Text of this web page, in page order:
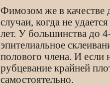
Фимозом же в качестве
случаи, когда не
лет. У большинства до
эпителиальное
полового члена. И если
рубцевание крайней
самостоятельно.